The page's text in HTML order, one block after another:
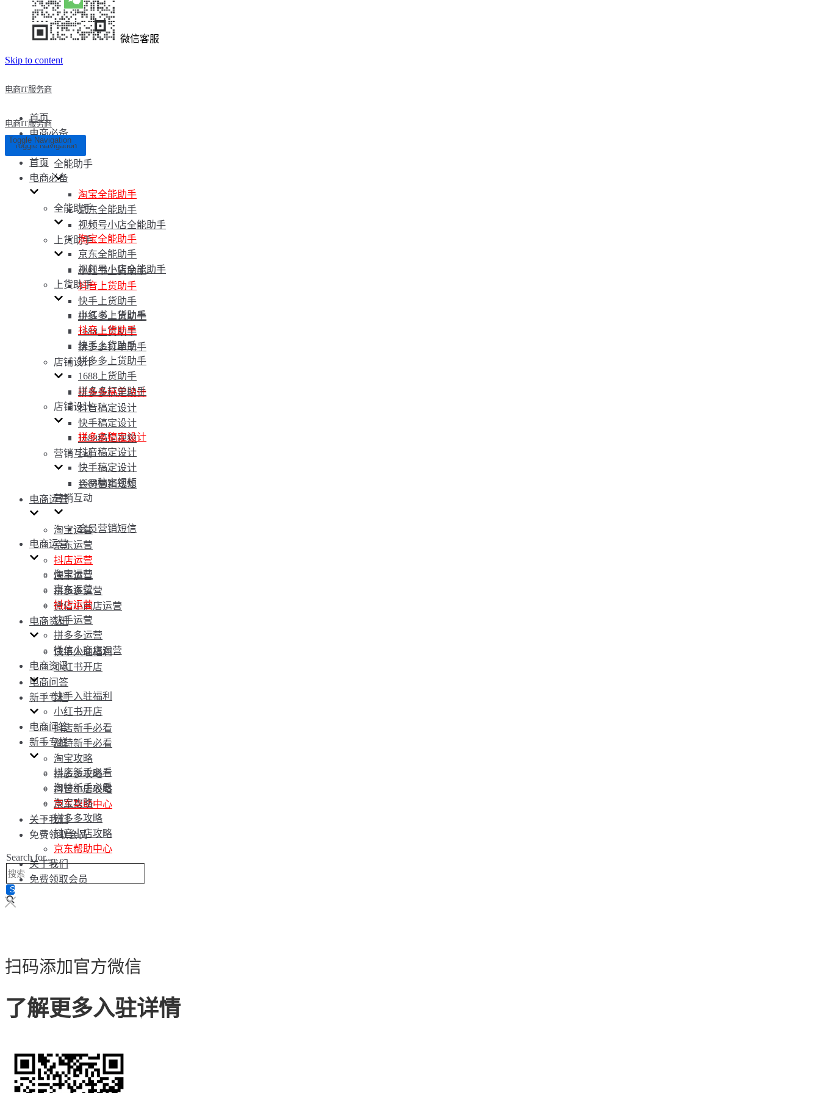
微信客服
Skip to content
电商IT服务商
首页
电商必备
全能助手
淘宝全能助手
京东全能助手
视频号小店全能助手
上货助手
小红书上货助手
抖音上货助手
快手上货助手
拼多多上货助手
1688上货助手
拼多多打单助手
店铺设计
拼多多稿定设计
抖音稿定设计
快手稿定设计
1688稿定视频
营销互动
会员营销短信
电商运营
淘宝运营
京东运营
抖店运营
快手运营
拼多多运营
微信小商店运营
电商资讯
快手入驻福利
小红书开店
电商问答
新手专栏
抖店新手必看
淘特新手必看
淘宝攻略
拼多多攻略
抖音小店攻略
京东帮助中心
关于我们
免费领取会员
Search for...
电商IT服务商
Toggle Navigation
Toggle Navigation
首页
电商必备
全能助手
淘宝全能助手
京东全能助手
视频号小店全能助手
上货助手
小红书上货助手
抖音上货助手
快手上货助手
拼多多上货助手
1688上货助手
拼多多打单助手
店铺设计
拼多多稿定设计
抖音稿定设计
快手稿定设计
1688稿定视频
营销互动
会员营销短信
电商运营
淘宝运营
京东运营
抖店运营
快手运营
拼多多运营
微信小商店运营
电商资讯
快手入驻福利
小红书开店
电商问答
新手专栏
抖店新手必看
淘特新手必看
淘宝攻略
拼多多攻略
抖音小店攻略
京东帮助中心
关于我们
免费领取会员
扫码添加官方微信
了解更多入驻详情